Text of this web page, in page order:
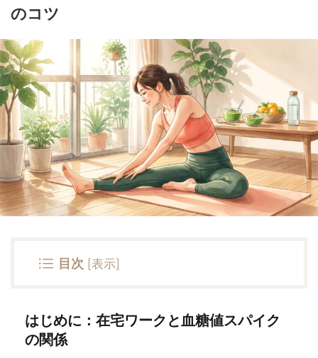
のコツ
目次 [表示]
はじめに：在宅ワークと血糖値スパイク
の関係